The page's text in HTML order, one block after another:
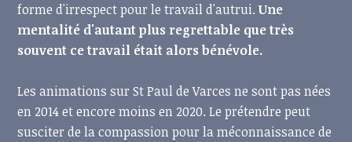
forme d'irrespect pour le travail d'autrui.Une
mentalité d'autant plus regrettable que très
souvent ce travail était alors bénévole.
Les animations sur St Paul de Varces ne sont pas nées
en 2014 et encore moins en 2020. Le prétendre peut
susciter de la compassion pour la méconnaissance de